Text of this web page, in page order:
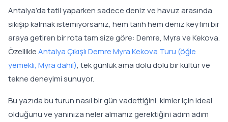
Antalya’da tatil yaparken sadece deniz ve havuz arasında
sıkışıp kalmak istemiyorsanız, hem tarih hem deniz keyfini bir
araya getiren bir rota tam size göre: Demre, Myra ve Kekova.
ÖzellikleAntalya Çıkışlı Demre Myra Kekova Turu (öğle
yemekli, Myra dahil), tek günlük ama dolu dolu bir kültür ve
tekne deneyimi sunuyor.
Bu yazıda bu turun nasıl bir gün vadettiğini, kimler için ideal
olduğunu ve yanınıza neler almanız gerektiğini adım adım